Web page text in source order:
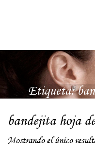
Etiqueta:
bandejita hoja
Mostrando el único